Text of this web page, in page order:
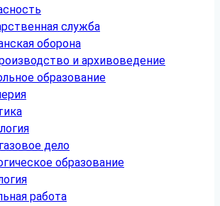
служба
оборона
и архивоведение
образование
дело
образование
работа